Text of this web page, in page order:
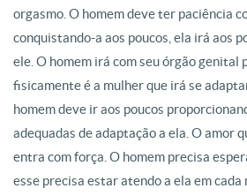
orgasmo. O homem deve ter paciência
conquistando-a aos poucos, ela irá aos
ele. O homem irá com seu órgão genital
fisicamente é a mulher que irá se
homem deve ir aos poucos
adequadas de adaptação a ela. O amor
entra com força. O homem precisa
esse precisa estar atendo a ela em